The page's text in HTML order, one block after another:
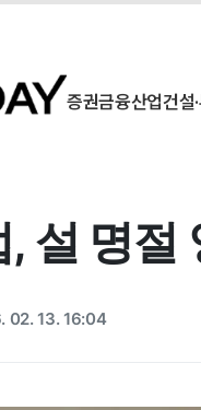
증권금융산업건설
설 명절
02. 13. 16:04